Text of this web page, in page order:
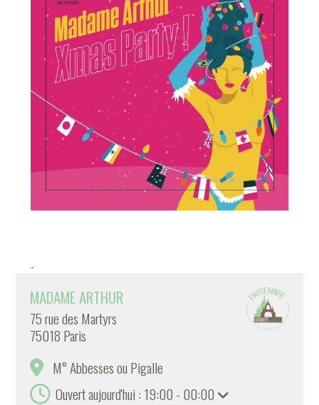
-
MADAME ARTHUR
75 rue des Martyrs
75018 Paris
M° Abbesses ou Pigalle
Ouvert aujourd'hui : 19:00 - 00:00